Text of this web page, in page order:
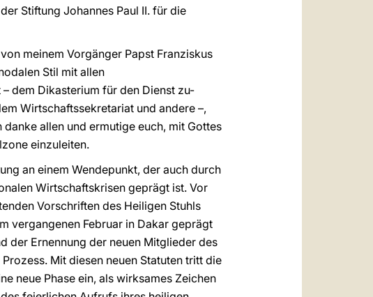
Stiftung Johannes Paul II. für die
meinem Vorgänger Papst Franziskus
Stil mit allen
dem Dikasterium für den Dienst zu-
Wirtschaftssekretariat und andere –,
allen und ermutige euch, mit Gottes
einzuleiten.
an einem Wendepunkt, der auch durch
Wirtschaftskrisen geprägt ist. Vor
Vorschriften des Heiligen Stuhls
vergangenen Februar in Dakar geprägt
der Ernennung der neuen Mitglieder des
Mit diesen neuen Statuten tritt die
neue Phase ein, als wirksames Zeichen